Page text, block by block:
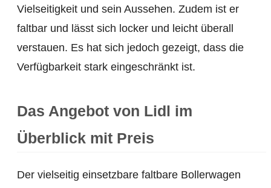
Vielseitigkeit und sein Aussehen. Zudem ist er
faltbar und lässt sich locker und leicht überall
verstauen. Es hat sich jedoch gezeigt, dass die
Verfügbarkeit stark eingeschränkt ist.
Das Angebot von Lidl im
Überblick mit Preis
Der vielseitig einsetzbare faltbare Bollerwagen